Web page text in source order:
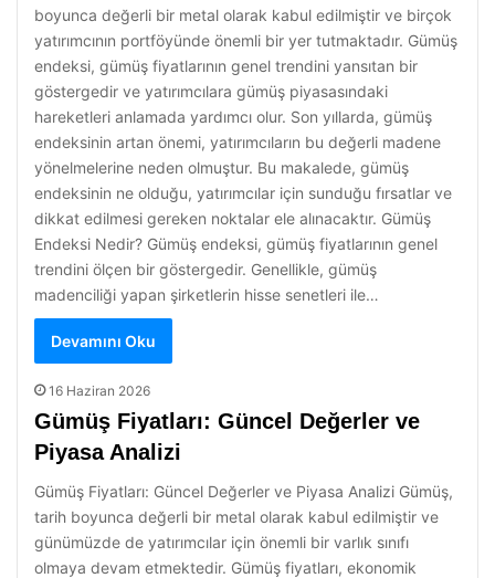
boyunca değerli bir metal olarak kabul edilmiştir ve birçok
yatırımcının portföyünde önemli bir yer tutmaktadır. Gümüş
endeksi, gümüş fiyatlarının genel trendini yansıtan bir
göstergedir ve yatırımcılara gümüş piyasasındaki
hareketleri anlamada yardımcı olur. Son yıllarda, gümüş
endeksinin artan önemi, yatırımcıların bu değerli madene
yönelmelerine neden olmuştur. Bu makalede, gümüş
endeksinin ne olduğu, yatırımcılar için sunduğu fırsatlar ve
dikkat edilmesi gereken noktalar ele alınacaktır. Gümüş
Endeksi Nedir? Gümüş endeksi, gümüş fiyatlarının genel
trendini ölçen bir göstergedir. Genellikle, gümüş
madenciliği yapan şirketlerin hisse senetleri ile…
Devamını Oku
16 Haziran 2026
Gümüş Fiyatları: Güncel Değerler ve
Piyasa Analizi
Gümüş Fiyatları: Güncel Değerler ve Piyasa Analizi Gümüş,
tarih boyunca değerli bir metal olarak kabul edilmiştir ve
günümüzde de yatırımcılar için önemli bir varlık sınıfı
olmaya devam etmektedir. Gümüş fiyatları, ekonomik